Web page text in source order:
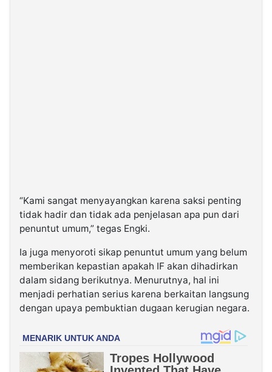
“Kami sangat menyayangkan karena saksi penting
tidak hadir dan tidak ada penjelasan apa pun dari
penuntut umum,” tegas Engki.
Ia juga menyoroti sikap penuntut umum yang belum
memberikan kepastian apakah IF akan dihadirkan
dalam sidang berikutnya. Menurutnya, hal ini
menjadi perhatian serius karena berkaitan langsung
dengan upaya pembuktian dugaan kerugian negara.